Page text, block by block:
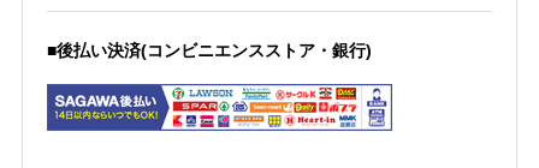
■後払い決済(コンビニエンスストア・銀行)